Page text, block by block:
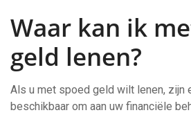
Waar kan ik
geld lenen?
Als u met spoed geld wilt lenen, zijn
beschikbaar om aan uw financiële